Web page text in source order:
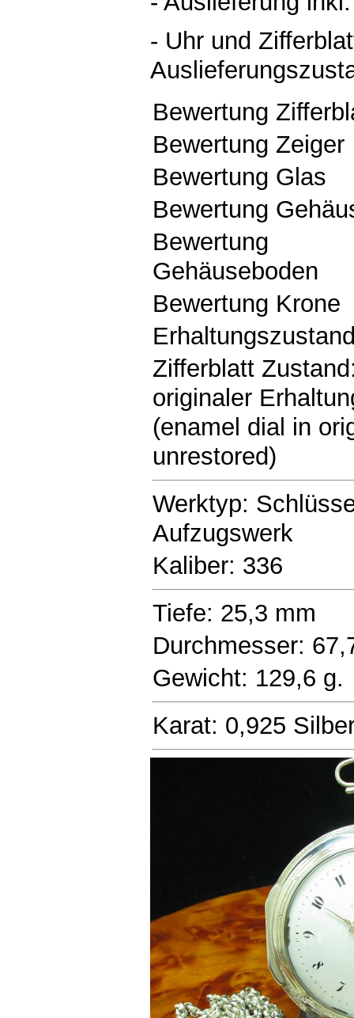
- Uhr und
Bewertung
Bewertung Zeiger
Bewertung Glas
Bewertung
Bewertung
Gehäuseboden
Bewertung Krone
Zifferblatt
originaler
(enamel dial in
unrestored)
Werktyp:
Aufzugswerk
Kaliber: 336
Tiefe: 25,3 mm
Durchmesser:
Gewicht: 129,6 g.
Karat: 0,925